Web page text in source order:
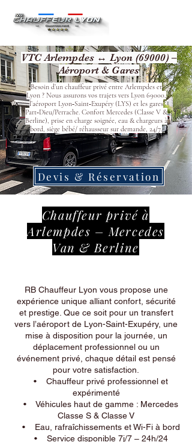
VTC Arlempdes ↔ Lyon (69000) –
Aéroport & Gares
Besoin d’un chauffeur privé entre Arlempdes et
Lyon ? Nous assurons vos trajets vers Lyon 69000,
l’aéroport Lyon‑Saint‑Exupéry (LYS) et les gares
Part‑Dieu/Perrache. Confort Mercedes (Classe V &
Berline), prise en charge soignée, eau & chargeurs à
bord, siège bébé/ réhausseur sur demande, 24/7.
Devis & Réservation
Chauffeur privé à
Arlempdes – Mercedes
Van & Berline
RB Chauffeur Lyon vous propose une
expérience unique alliant confort, sécurité
et prestige. Que ce soit pour un transfert
vers l’aéroport de Lyon-Saint-Exupéry, une
mise à disposition pour la journée, un
déplacement professionnel ou un
événement privé, chaque détail est pensé
pour votre satisfaction.
• Chauffeur privé professionnel et
expérimenté
• Véhicules haut de gamme : Mercedes
Classe S & Classe V
• Eau, rafraîchissements et Wi-Fi à bord
• Service disponible 7j/7 – 24h/24